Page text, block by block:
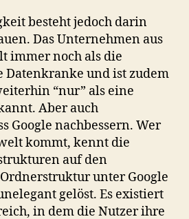
besteht jedoch darin
Das Unternehmen aus
immer noch als die
Datenkranke und ist zudem
“nur” als eine
Aber auch
Google nachbessern. Wer
kommt, kennt die
auf den
unter Google
gelöst. Es existiert
in dem die Nutzer ihre